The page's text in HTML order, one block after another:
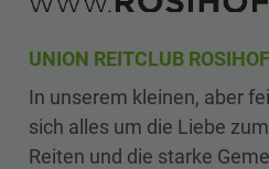
UNION REITCLUB ROSIHOF
In unserem kleinen, aber
sich alles um die Liebe
Reiten und die starke